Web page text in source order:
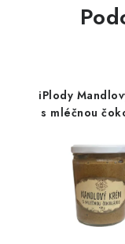
iPlody
s mléčnou